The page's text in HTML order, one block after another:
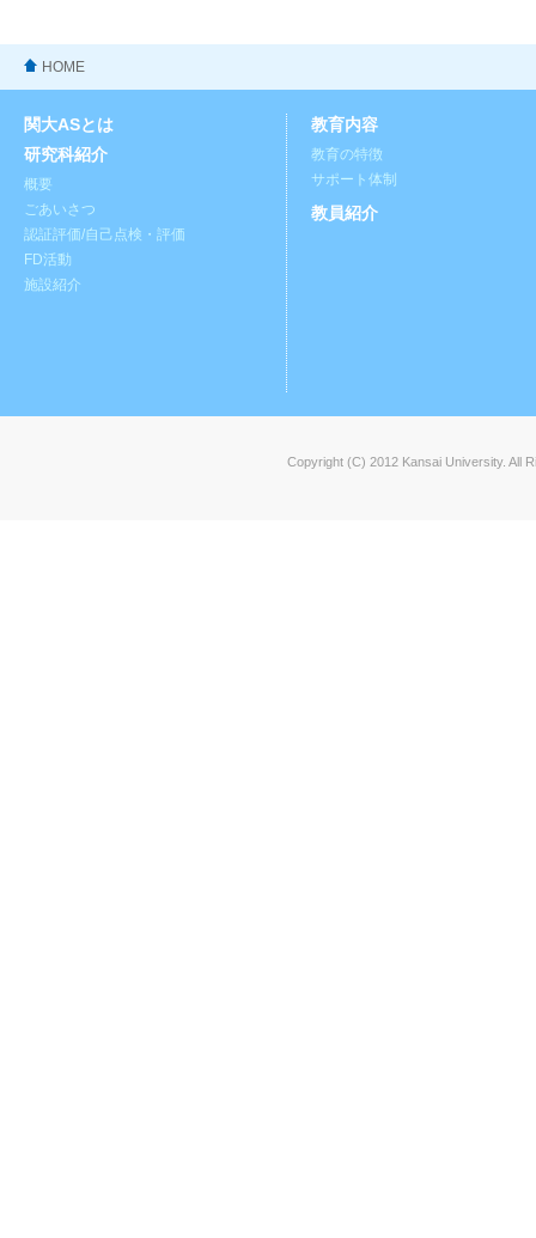
HOME
関大ASとは
研究科紹介
概要
ごあいさつ
認証評価/自己点検・評価
FD活動
施設紹介
教育内容
教育の特徴
サポート体制
教員紹介
Copyright (C) 2012 Kansai University. All